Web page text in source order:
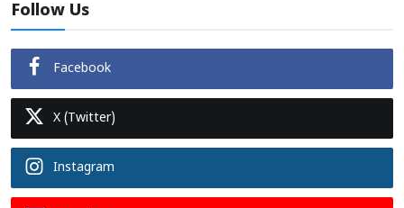
Follow Us
Facebook
X (Twitter)
Instagram